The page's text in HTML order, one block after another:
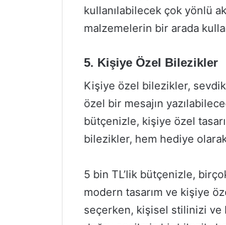
kullanılabilecek çok yönlü
malzemelerin bir arada
5. Kişiye Özel Bilezikler
Kişiye özel bilezikler,
özel bir mesajın
bütçenizle, kişiye özel
bilezikler, hem hediye
5 bin TL’lik bütçenizle,
modern tasarım ve kişiye
seçerken, kişisel stilinizi ve